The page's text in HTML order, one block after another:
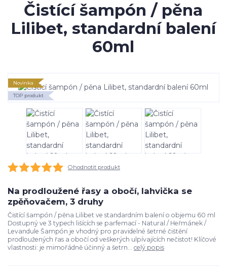
Čistící šampón / pěna
Lilibet, standardní balení
60ml
Novinka
TOP produkt
Ohodnotit produkt
Na prodloužené řasy a obočí, lahvička se
zpěňovačem, 3 druhy
Čistící šampón / pěna Lilibet ve standardním balení o objemu 60 ml
Dostupný ve 3 typech lišících se parfemací - Natural / Heřmánek /
Levandule Šampón je vhodný pro pravidelné šetrné čištění
prodloužených řas a obočí od veškerých ulpívajících nečistot! Klíčové
vlastnosti: je mimořádně účinný a šetrn... celý popis